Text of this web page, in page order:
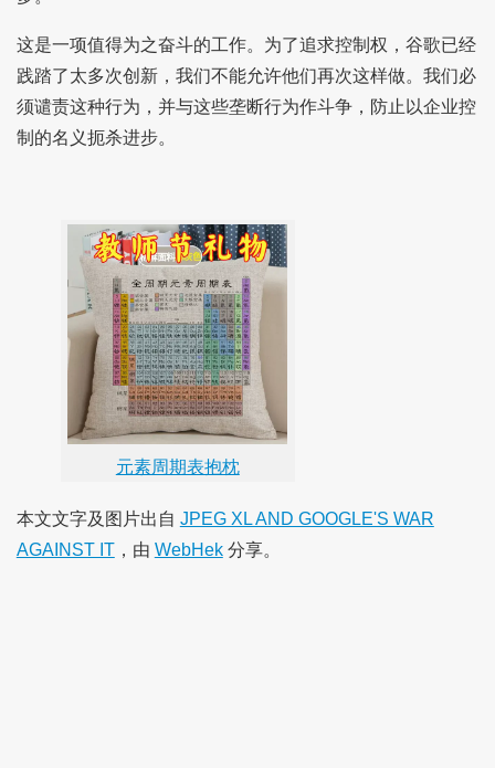
这是一项值得为之奋斗的工作。为了追求控制权，谷歌已经
践踏了太多次创新，我们不能允许他们再次这样做。我们必
须谴责这种行为，并与这些垄断行为作斗争，防止以企业控
制的名义扼杀进步。
元素周期表抱枕
本文文字及图片出自 JPEG XL AND GOOGLE'S WAR
AGAINST IT，由 WebHek分享。